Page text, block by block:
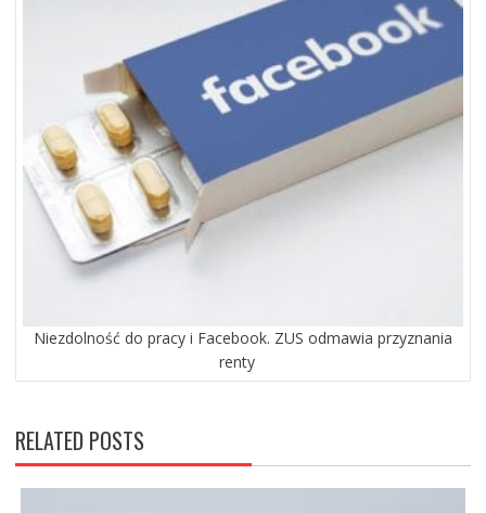
Niezdolność do pracy i Facebook. ZUS odmawia przyznania
renty
RELATED POSTS